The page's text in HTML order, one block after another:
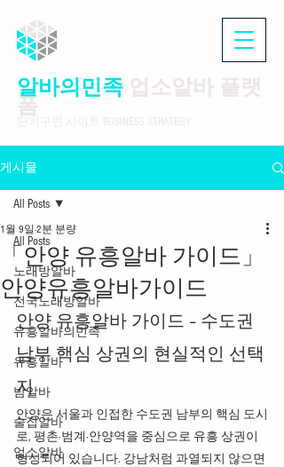
알바의민족
게시물
All Posts
노래방알바
전국노래방알바
유흥알바의민족
유흥알바
밤알바
술집알바
업소알바
All Posts
「안양 유흥알바 가이드」
안양유흥알바가이드
1월 9일 2분 분량
안양 유흥알바 가이드 – 수도권
남부 핵심 상권의 현실적인 선택
지
안양은 서울과 인접한 수도권 남부의 핵심 도시
로, 평촌·범계·안양역을 중심으로 유흥 상권이
형성되어 있습니다. 강남처럼 과열되지 않으면